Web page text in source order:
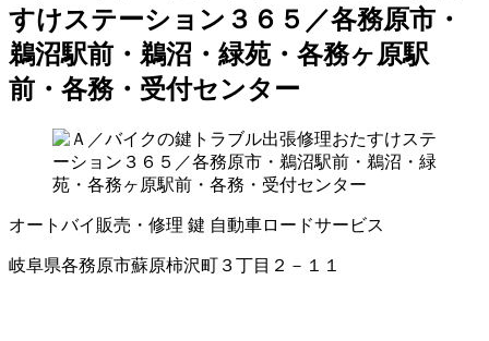
すけステーション３６５／各務原市・
鵜沼駅前・鵜沼・緑苑・各務ヶ原駅
前・各務・受付センター
オートバイ販売・修理 鍵 自動車ロードサービス
岐阜県各務原市蘇原柿沢町３丁目２－１１